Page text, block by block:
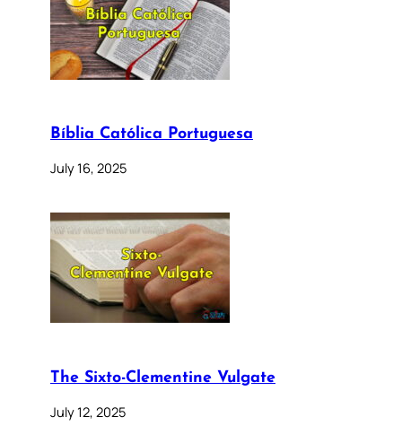
Bíblia Católica Portuguesa
July 16, 2025
The Sixto-Clementine Vulgate
July 12, 2025